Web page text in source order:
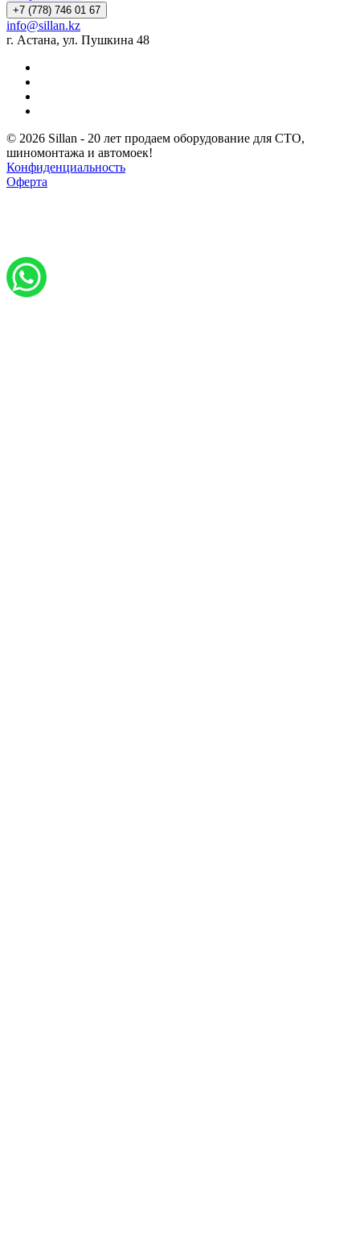
+7 (778) 746 01 67
info@sillan.kz
г. Астана, ул. Пушкина 48
© 2026 Sillan - 20 лет продаем оборудование для СТО,
шиномонтажа и автомоек!
Конфиденциальность
Оферта